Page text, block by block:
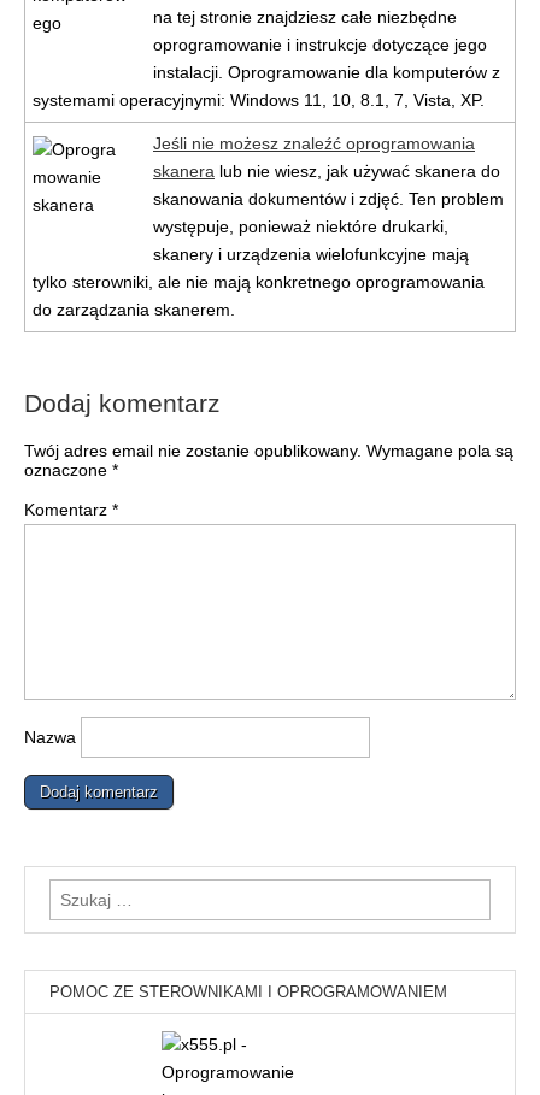
na tej stronie znajdziesz całe niezbędne
oprogramowanie i instrukcje dotyczące jego
instalacji. Oprogramowanie dla komputerów z
systemami operacyjnymi: Windows 11, 10, 8.1, 7, Vista, XP.
Jeśli nie możesz znaleźć oprogramowania
skanera lub nie wiesz, jak używać skanera do
skanowania dokumentów i zdjęć. Ten problem
występuje, ponieważ niektóre drukarki,
skanery i urządzenia wielofunkcyjne mają
tylko sterowniki, ale nie mają konkretnego oprogramowania
do zarządzania skanerem.
Dodaj komentarz
Twój adres email nie zostanie opublikowany. Wymagane pola są
oznaczone *
Komentarz *
Nazwa
Szukaj:
POMOC ZE STEROWNIKAMI I OPROGRAMOWANIEM